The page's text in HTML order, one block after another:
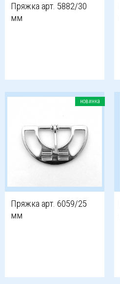
Пряжка арт. 5882/30
мм
новинка
Пряжка арт. 6059/25
мм